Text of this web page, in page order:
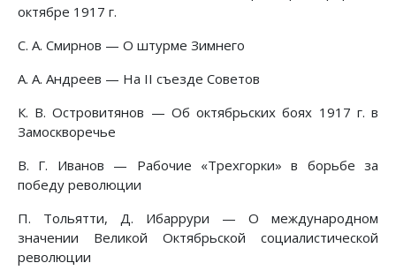
октябре 1917 г.
С. А. Смирнов — О штурме Зимнего
A. А. Андреев — На II съезде Советов
К. В. Островитянов — Об октябрьских боях 1917 г. в
Замоскворечье
B. Г. Иванов — Рабочие «Трехгорки» в борьбе за
победу революции
П. Тольятти, Д. Ибаррури — О международном
значении Великой Октябрьской социалистической
революции